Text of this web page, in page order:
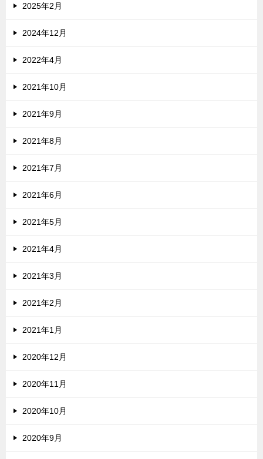
2025年2月
2024年12月
2022年4月
2021年10月
2021年9月
2021年8月
2021年7月
2021年6月
2021年5月
2021年4月
2021年3月
2021年2月
2021年1月
2020年12月
2020年11月
2020年10月
2020年9月